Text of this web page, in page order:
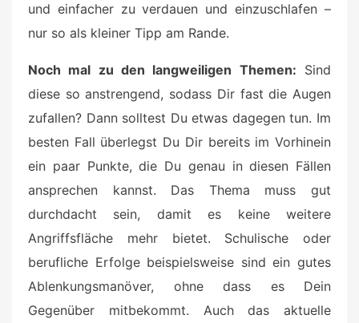
und einfacher zu verdauen und einzuschlafen –
nur so als kleiner Tipp am Rande.
Noch mal zu den langweiligen Themen: Sind
diese so anstrengend, sodass Dir fast die Augen
zufallen? Dann solltest Du etwas dagegen tun. Im
besten Fall überlegst Du Dir bereits im Vorhinein
ein paar Punkte, die Du genau in diesen Fällen
ansprechen kannst. Das Thema muss gut
durchdacht sein, damit es keine weitere
Angriffsfläche mehr bietet. Schulische oder
berufliche Erfolge beispielsweise sind ein gutes
Ablenkungsmanöver, ohne dass es Dein
Gegenüber mitbekommt. Auch das aktuelle